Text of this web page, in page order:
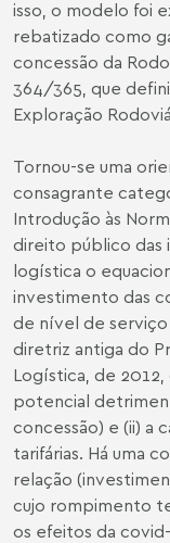
isso, o modelo foi
rebatizado como
concessão da
364/365, que
Exploração
Tornou-se uma
consagrante
Introdução às
direito público das
logística o
investimento das
de nível de
diretriz antiga do
Logística, de
potencial
concessão) e (ii) a
tarifárias. Há uma
relação
cujo rompimento
os efeitos da